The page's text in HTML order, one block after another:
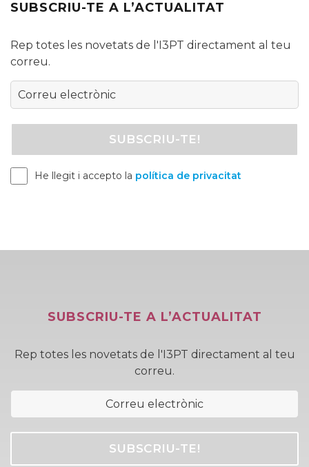
SUBSCRIU-TE A L’ACTUALITAT
Rep totes les novetats de l'I3PT directament al teu
correu.
He llegit i accepto la política de privacitat
SUBSCRIU-TE A L’ACTUALITAT
Rep totes les novetats de l'I3PT directament al teu
correu.